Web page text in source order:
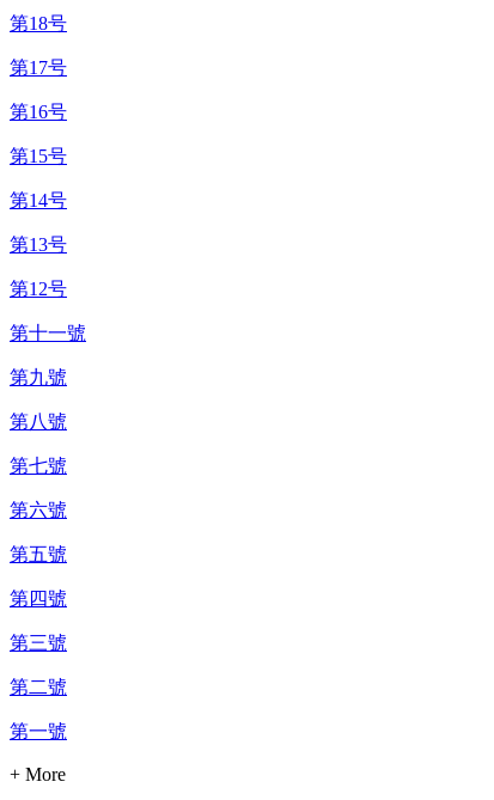
第18号
第17号
第16号
第15号
第14号
第13号
第12号
第十一號
第九號
第八號
第七號
第六號
第五號
第四號
第三號
第二號
第一號
+ More